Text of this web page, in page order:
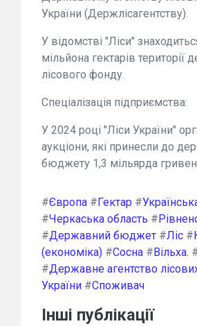
України (Держлісагентству).
У відомстві "Ліси"
мільйона гектарів території
лісового фонду.
Спеціалізація підприємства:
У 2024 році "Ліси України"
аукціони, які принесли до
бюджету 1,3 мільярда
#Європа # Гектар #
#Черкаська область #
#Державний бюджет #Ліс #
(економіка) #Сосна # Вільха.
#Державне агентство
України #Споживач
Інші публікації